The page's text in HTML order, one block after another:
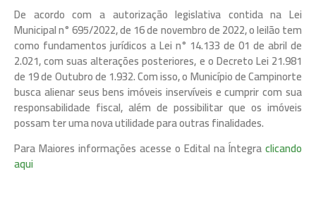
De acordo com a autorização legislativa contida na Lei
Municipal n° 695/2022, de 16 de novembro de 2022, o leilão tem
como fundamentos jurídicos a Lei n° 14.133 de 01 de abril de
2.021, com suas alterações posteriores, e o Decreto Lei 21.981
de 19 de Outubro de 1.932. Com isso, o Município de Campinorte
busca alienar seus bens imóveis inservíveis e cumprir com sua
responsabilidade fiscal, além de possibilitar que os imóveis
possam ter uma nova utilidade para outras finalidades.
Para Maiores informações acesse o Edital na Íntegraclicando
aqui